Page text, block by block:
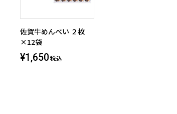
佐賀牛めんべい ２枚
×12袋
¥1,650 税込